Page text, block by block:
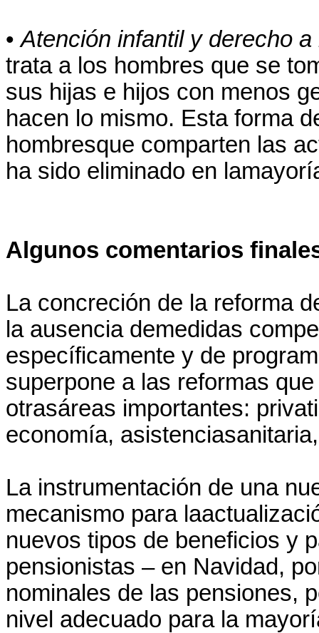
•Atención infantil y derecho a
trata a los hombres que se
sus hijas e hijos con menos
hacen lo mismo. Esta forma
hombresque comparten las
ha sido eliminado en
Algunos comentarios
La concreción de la reforma
la ausencia demedidas
específicamente y de
superpone a las reformas
otrasáreas importantes:
economía,
La instrumentación de una
mecanismo para
nuevos tipos de beneficios y
pensionistas – en Navidad,
nominales de las pensiones,
nivel adecuado para la